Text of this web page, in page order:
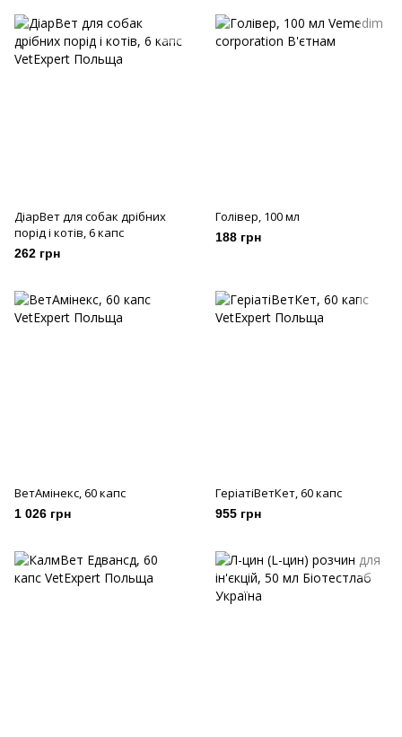
ДіарВет для собак дрібних
порід і котів, 6 капс
262 грн
Голівер, 100 мл
188 грн
ВетАмінекс, 60 капс
1 026 грн
ГеріатіВетКет, 60 капс
955 грн